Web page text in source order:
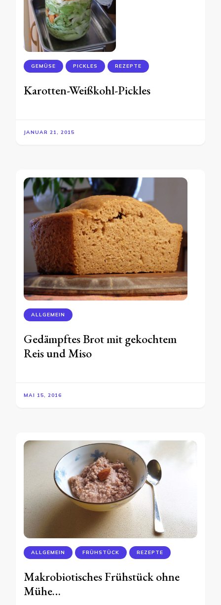
GEMÜSE PICKLES REZEPTE
Karotten-Weißkohl-Pickles
JANUAR 21, 2015
ALLGEMEIN
Gedämpftes Brot mit gekochtem
Reis und Miso
MAI 15, 2016
ALLGEMEIN FRÜHSTÜCK REZEPTE
Makrobiotisches Frühstück ohne
Mühe…